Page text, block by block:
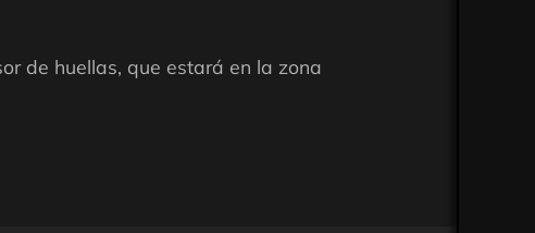
de huellas, que estará en la zona